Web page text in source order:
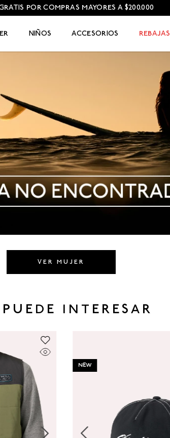
POR COMPRAS MAYORES A $200.000
NIÑOS ACCESORIOS REBAJAS
VER MUJER
INTERESAR
NEW